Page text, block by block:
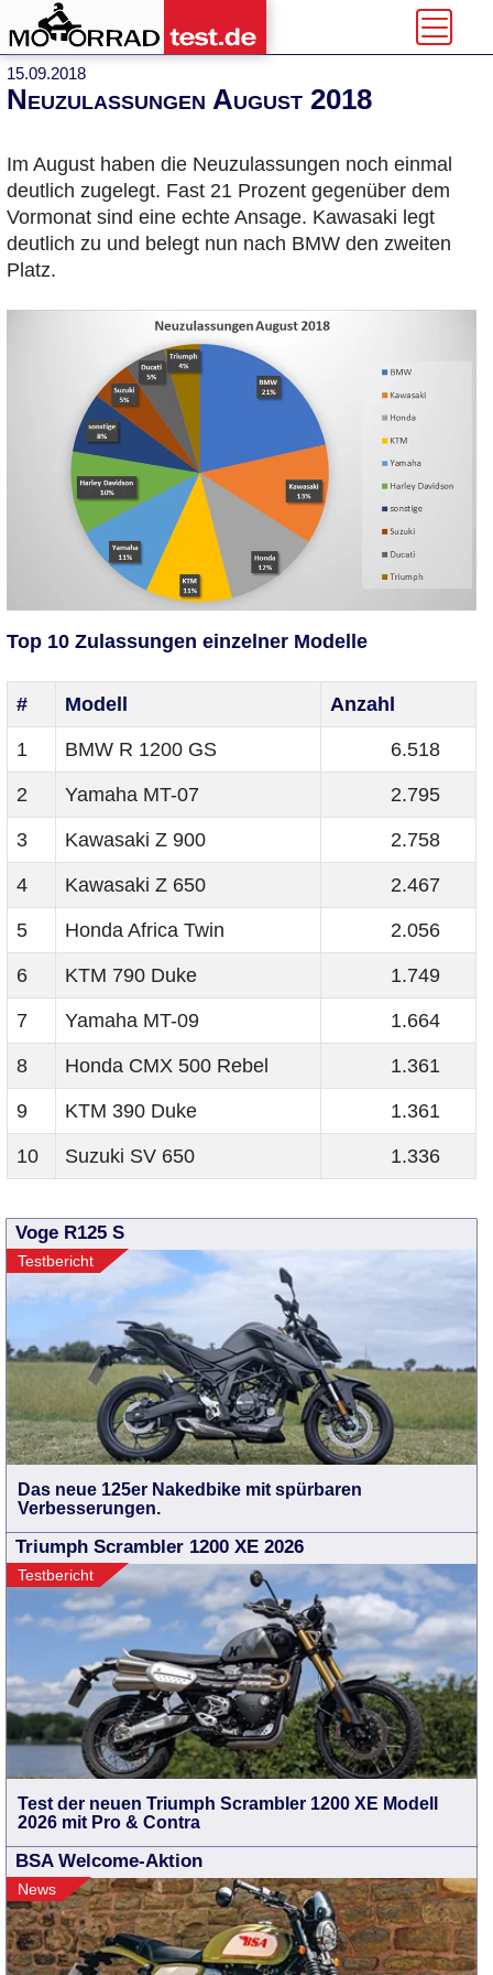
15.09.2018
Neuzulassungen August 2018
Im August haben die Neuzulassungen noch einmal
deutlich zugelegt. Fast 21 Prozent gegenüber dem
Vormonat sind eine echte Ansage. Kawasaki legt
deutlich zu und belegt nun nach BMW den zweiten
Platz.
Top 10 Zulassungen einzelner Modelle
# Modell Anzahl
1 BMW R 1200 GS 6.518
2 Yamaha MT-07 2.795
3 Kawasaki Z 900 2.758
4 Kawasaki Z 650 2.467
5 Honda Africa Twin 2.056
6 KTM 790 Duke 1.749
7 Yamaha MT-09 1.664
8 Honda CMX 500 Rebel 1.361
9 KTM 390 Duke 1.361
10 Suzuki SV 650 1.336
Voge R125 S
Testbericht
Das neue 125er Nakedbike mit spürbaren
Verbesserungen.
Triumph Scrambler 1200 XE 2026
Testbericht
Test der neuen Triumph Scrambler 1200 XE Modell
2026 mit Pro & Contra
BSA Welcome-Aktion
News